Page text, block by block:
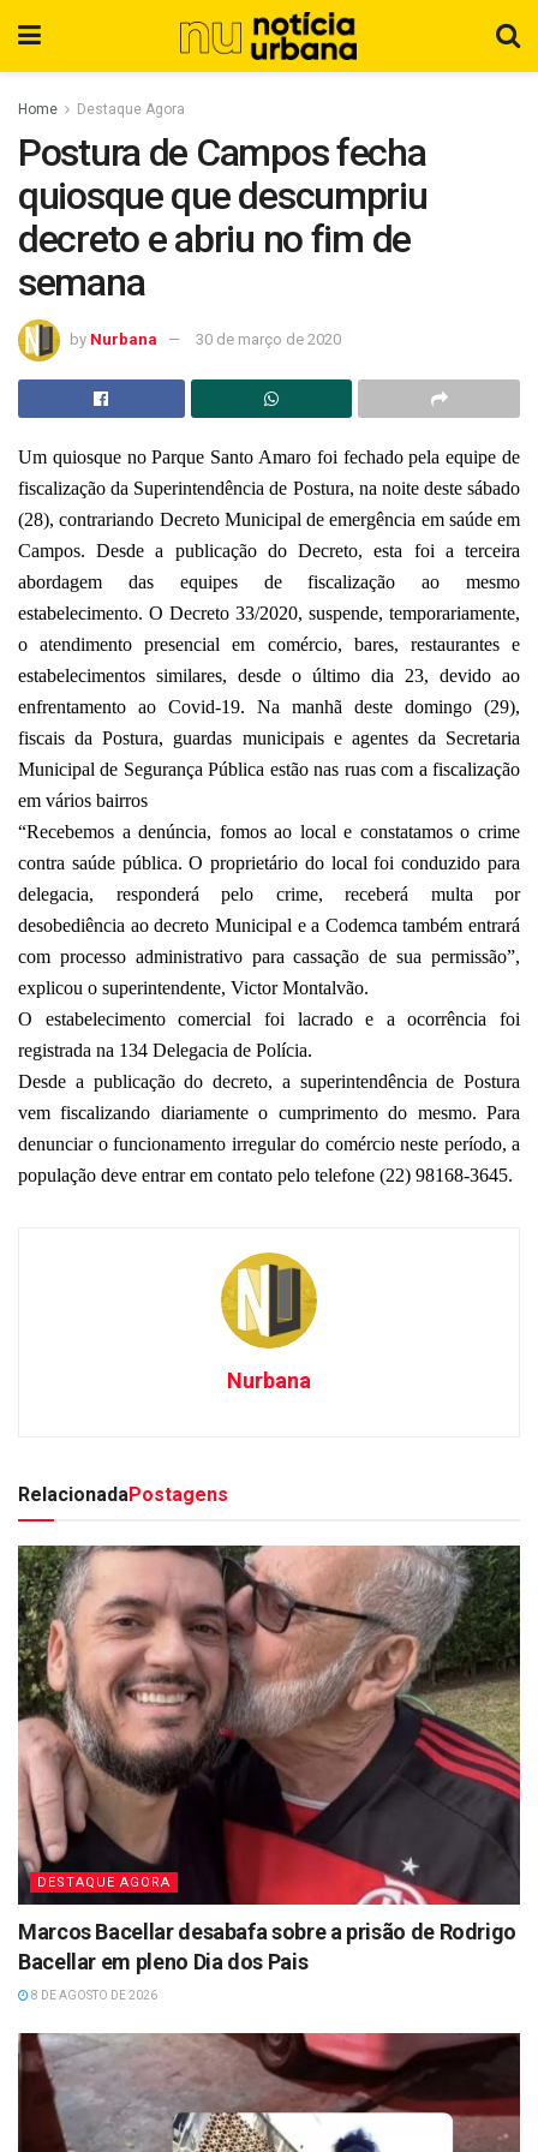
Home Destaque Agora
Postura de Campos fecha
quiosque que descumpriu
decreto e abriu no fim de
semana
by Nurbana 30 de março de 2020
Um quiosque no Parque Santo Amaro foi fechado pela equipe de
fiscalização da Superintendência de Postura, na noite deste sábado
(28), contrariando Decreto Municipal de emergência em saúde em
Campos. Desde a publicação do Decreto, esta foi a terceira
abordagem das equipes de fiscalização ao mesmo
estabelecimento. O Decreto 33/2020, suspende, temporariamente,
o atendimento presencial em comércio, bares, restaurantes e
estabelecimentos similares, desde o último dia 23, devido ao
enfrentamento ao Covid-19. Na manhã deste domingo (29),
fiscais da Postura, guardas municipais e agentes da Secretaria
Municipal de Segurança Pública estão nas ruas com a fiscalização
em vários bairros
“Recebemos a denúncia, fomos ao local e constatamos o crime
contra saúde pública. O proprietário do local foi conduzido para
delegacia, responderá pelo crime, receberá multa por
desobediência ao decreto Municipal e a Codemca também entrará
com processo administrativo para cassação de sua permissão”,
explicou o superintendente, Victor Montalvão.
O estabelecimento comercial foi lacrado e a ocorrência foi
registrada na 134 Delegacia de Polícia.
Desde a publicação do decreto, a superintendência de Postura
vem fiscalizando diariamente o cumprimento do mesmo. Para
denunciar o funcionamento irregular do comércio neste período, a
população deve entrar em contato pelo telefone (22) 98168-3645.
Nurbana
RelacionadaPostagens
DESTAQUE AGORA
Marcos Bacellar desabafa sobre a prisão de Rodrigo
Bacellar em pleno Dia dos Pais
8 DE AGOSTO DE 2026